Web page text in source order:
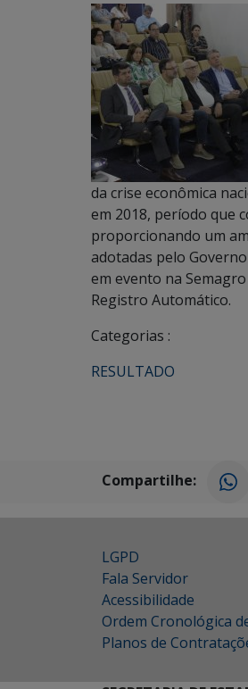
da crise econômica
em 2018, período que
proporcionando um
adotadas pelo
em evento na
Registro Automático.
Categorias :
RESULTADO
Compartilhe:
LGPD
Fala Servidor
Acessibilidade
Ordem Cronológica
Planos de